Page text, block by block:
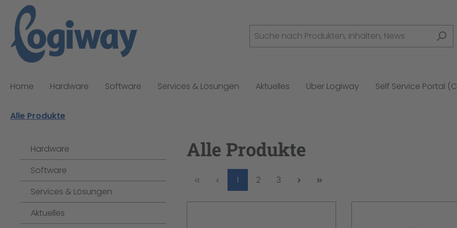
Home Hardware Software Services & Lösungen Aktuelles Über Logiway Self Service Portal
Alle Produkte
Hardware
Software
Services & Lösungen
Aktuelles
Alle Produkte
Seite
1 Seite
2 Seite
3